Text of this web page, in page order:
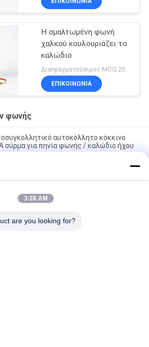
Η σμαλτωμένη φωνή
χαλκού κουλουριάζει το
καλώδιο
ΕΠΙΚΟΙΝΩΝΙΑ
φωνής
αυτοκόλλητο κόκκινο
σύρμα για πηνία φωνής / καλώδιο ήχου
Αυτοσυγκολλημένο Καλώδιο
Αλουμίνιο (CCA) για Πηνία Φωνής
CCA 0,03mm-0,5mm για πηνία
3:28 AM
are you looking for?